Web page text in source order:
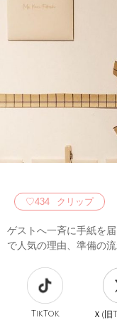
♡434 クリップ
ゲストへ一斉に手紙を
で人気の理由、準備の
TikTok Ｘ(旧